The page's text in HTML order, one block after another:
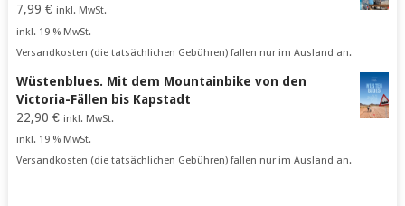
7,99 € inkl. MwSt.
inkl. 19 % MwSt.
Versandkosten (die tatsächlichen Gebühren) fallen nur im Ausland an.
Wüstenblues. Mit dem Mountainbike von den
Victoria-Fällen bis Kapstadt
22,90 € inkl. MwSt.
inkl. 19 % MwSt.
Versandkosten (die tatsächlichen Gebühren) fallen nur im Ausland an.